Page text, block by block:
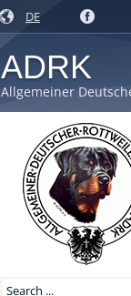
DE
ADRK
Allgemeiner